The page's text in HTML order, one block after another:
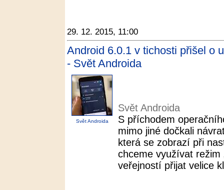
29. 12. 2015, 11:00
Android 6.0.1 v tichosti přišel o
- Svět Androida
Svět Androida
Svět Androida
S příchodem
mimo jiné dočkali
která se zobrazí při
chceme využívat režim
veřejností přijat velice